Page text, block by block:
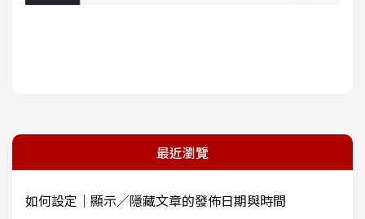
最近瀏覽
如何設定｜顯示／隱藏文章的發佈日期與時間